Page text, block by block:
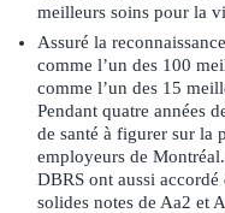
meilleurs soins pour la
Assuré la
comme l’un des 100
comme l’un des 15
Pendant quatre années
de santé à figurer sur la
employeurs de
DBRS ont aussi
solides notes de Aa2 et